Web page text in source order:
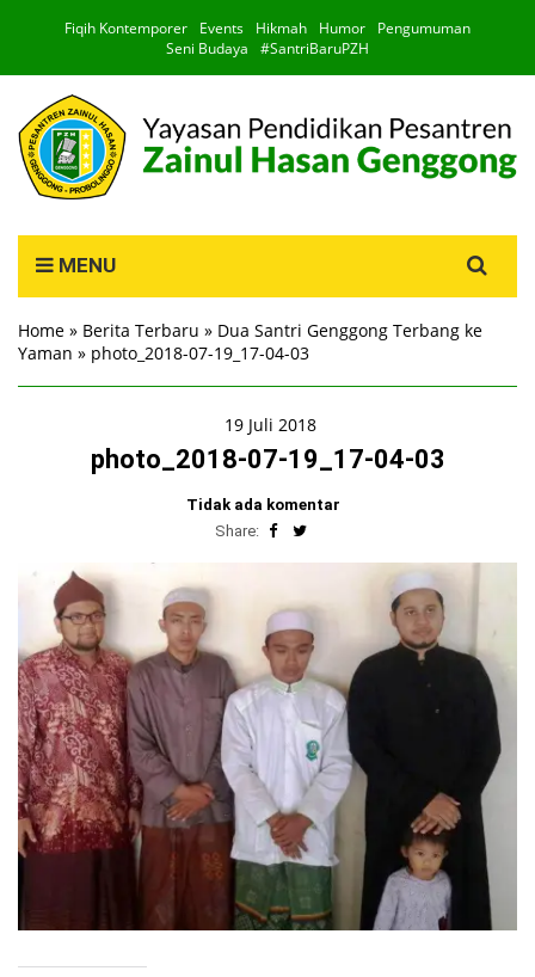
Fiqih Kontemporer Events Hikmah Humor
Pengumuman
Seni Budaya
#SantriBaruPZH
MENU
for:
Home » Berita Terbaru » Dua Santri Genggong Terbang ke
Yaman » photo_2018-07-19_17-04-03
19 Juli 2018
photo_2018-07-19_17-04-03
Tidak ada komentar
Share: